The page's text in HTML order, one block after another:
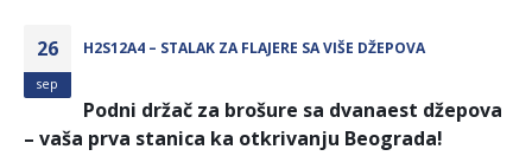
26
sep
H2S12A4 – STALAK ZA FLAJERE SA VIŠE DŽEPOVA
Podni držač za brošure sa dvanaest džepova
– vaša prva stanica ka otkrivanju Beograda!